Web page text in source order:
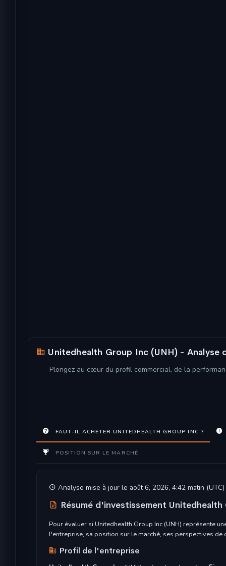
Unitedhealth Group Inc (UNH) -
Plongez au cœur du profil commercial, de la
FAUT-IL ACHETER UNITEDHEALTH GROUP INC ?
POSITION SUR LE MARCHÉ
Analyse mise à jour le août 6, 2026, 4:42 matin (UTC)
Résumé d'investissement
Pour évaluer si Unitedhealth Group Inc (UNH) représente
l'entreprise, sa position sur le marché, ses perspectives
Profil de l'entreprise